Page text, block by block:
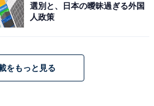
ーディオファイル MMCX 高遮
選別と、日本の曖昧過ぎる外国
人政策
をもっと見る